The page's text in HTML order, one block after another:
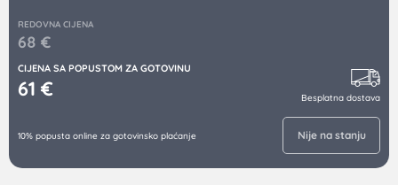
REDOVNA CIJENA
68 €
CIJENA SA POPUSTOM ZA GOTOVINU
61 € Besplatna dostava
10% popusta online za gotovinsko plaćanje Nije na stanju